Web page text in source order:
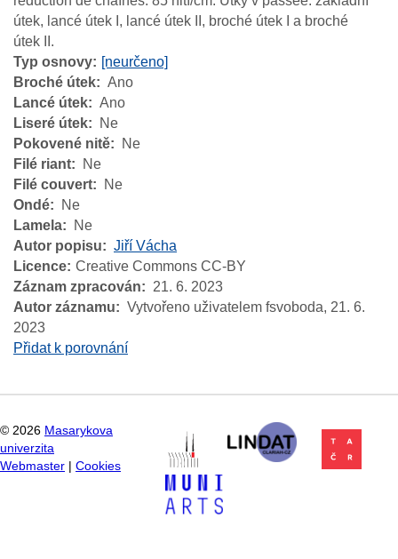
útek, lancé útek I, lancé útek II, broché útek I a broché
útek II.
Typ osnovy
[neurčeno]
Broché útek
Ano
Lancé útek
Ano
Liseré útek
Ne
Pokovené nitě
Ne
Filé riant
Ne
Filé couvert
Ne
Ondé
Ne
Lamela
Ne
Autor popisu
Jiří Vácha
Licence Creative Commons CC-BY
Záznam zpracován
21. 6. 2023
Autor záznamu
Vytvořeno uživatelem fsvoboda, 21. 6.
2023
Přidat k porovnání
© 2026 Masarykova
univerzita
Webmaster
Cookies